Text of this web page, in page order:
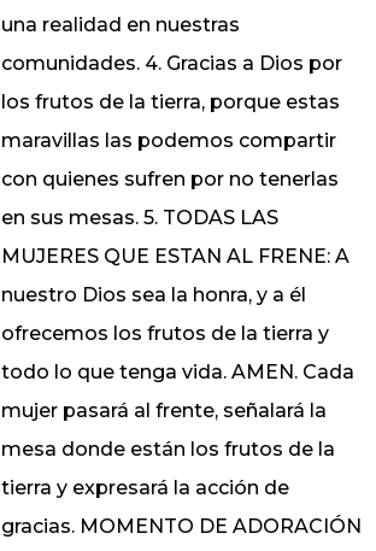
una realidad en nuestras
comunidades. 4. Gracias a Dios por
los frutos de la tierra, porque estas
maravillas las podemos compartir
con quienes sufren por no tenerlas
en sus mesas. 5. TODAS LAS
MUJERES QUE ESTAN AL FRENE: A
nuestro Dios sea la honra, y a él
ofrecemos los frutos de la tierra y
todo lo que tenga vida. AMEN. Cada
mujer pasará al frente, señalará la
mesa donde están los frutos de la
tierra y expresará la acción de
gracias. MOMENTO DE ADORACIÓN